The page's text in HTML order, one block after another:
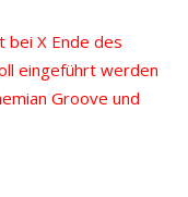
bei X Ende des
eingeführt werden
Groove und